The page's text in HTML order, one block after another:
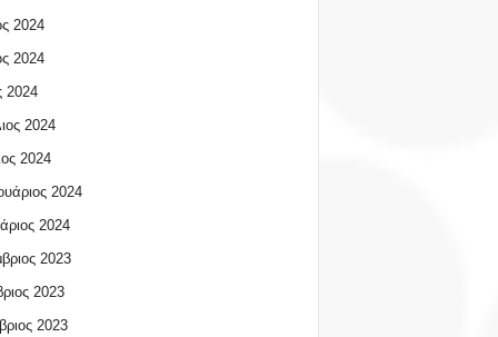
2024
2024
2024
2024
2024
2024
2024
2023
2023
2023